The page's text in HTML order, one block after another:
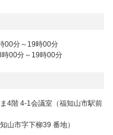
00分～19時00分
00分～19時00分
4階 4-1会議室（福知山市駅前
山市字下柳39 番地）